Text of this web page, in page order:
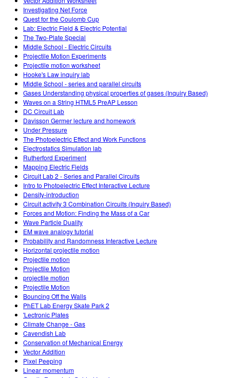
Investigating Net Force
Quest for the Coulomb Cup
Lab: Electric Field & Electric Potential
The Two-Plate Special
Middle School - Electric Circuits
Projectile Motion Experiments
Projectile motion worksheet
Hooke's Law inquiry lab
Middle School - series and parallel circuits
Gases Understanding physical properties of gases (Inquiry Based)
Waves on a String HTML5 PreAP Lesson
DC Circuit Lab
Davisson Germer lecture and homework
Under Pressure
The Photoelectric Effect and Work Functions
Electrostatics Simulation lab
Rutherford Experiment
Mapping Electric Fields
Circuit Lab 2 - Series and Parallel Circuits
Intro to Photoelectric Effect Interactive Lecture
Density-introduction
Circuit activity 3 Combination Circuits (Inquiry Based)
Forces and Motion: Finding the Mass of a Car
Wave Particle Duality
EM wave analogy tutorial
Probability and Randomness Interactive Lecture
Horizontal projectile motion
Projectile motion
Projectile Motion
projectile motion
Projectile Motion
Bouncing Off the Walls
PhET Lab Energy Skate Park 2
'Lectronic Plates
Climate Change - Gas
Cavendish Lab
Conservation of Mechanical Energy
Vector Addition
Pixel Peeping
Linear momentum